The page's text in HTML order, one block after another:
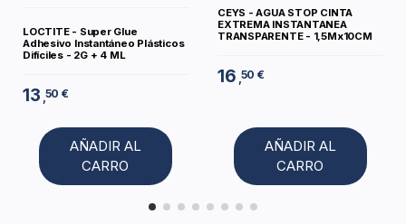
LOCTITE - Super Glue
Adhesivo Instantáneo Plásticos
Difíciles - 2G + 4 ML
13 ,50 €
AÑADIR AL
CARRO
CEYS - AGUA STOP CINTA
EXTREMA INSTANTANEA
TRANSPARENTE - 1,5Mx10CM
16 ,50 €
AÑADIR AL
CARRO